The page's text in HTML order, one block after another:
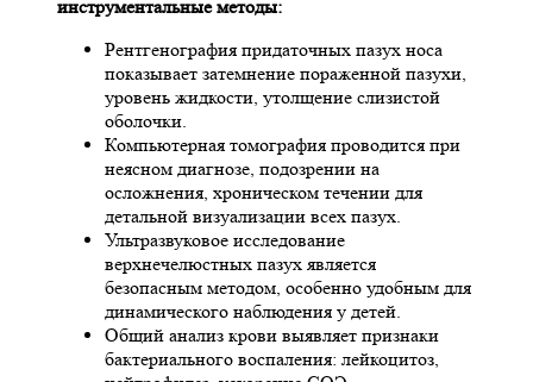
инструментальные методы:
Рентгенография придаточных пазух носа
показывает затемнение пораженной пазухи,
уровень жидкости, утолщение слизистой
оболочки.
Компьютерная томография проводится при
неясном диагнозе, подозрении на
осложнения, хроническом течении для
детальной визуализации всех пазух.
Ультразвуковое исследование
верхнечелюстных пазух является
безопасным методом, особенно удобным для
динамического наблюдения у детей.
Общий анализ крови выявляет признаки
бактериального воспаления: лейкоцитоз,